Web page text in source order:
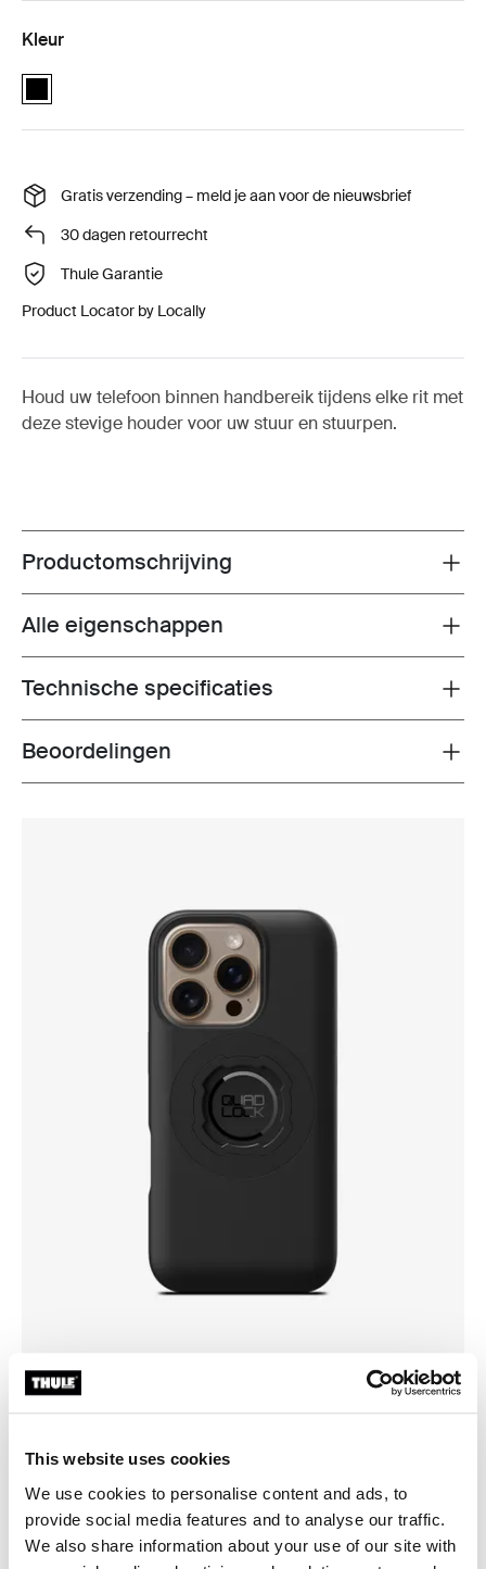
This website uses cookies
We use cookies to personalise content and ads, to
provide social media features and to analyse our traffic.
We also share information about your use of our site with
Kleur
Quad Lock™ handlebar mount Zwart (selected)
Gratis verzending – meld je aan voor de nieuwsbrief
30 dagen retourrecht
Thule Garantie
Product Locator by Locally
Houd uw telefoon binnen handbereik tijdens elke rit met
deze stevige houder voor uw stuur en stuurpen.
Toggle overview
Productomschrijving
Toggle features
Alle eigenschappen
Toggle techspec
Technische specificaties
Toggle overview
Beoordelingen
Kies een hoes